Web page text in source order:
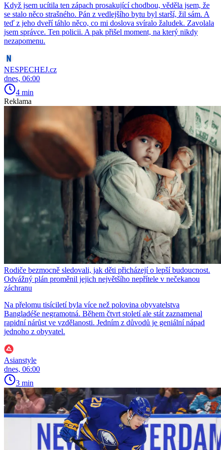
Když jsem ucítila ten zápach prosakující chodbou, věděla jsem, že
se stalo něco strašného. Pán z vedlejšího bytu byl starší, žil sám. A
teď z jeho dveří táhlo něco, co mi doslova svíralo žaludek. Zavolala
jsem správce. Ten policii. A pak přišel moment, na který nikdy
nezapomenu.
NESPECHEJ.cz
dnes, 06:00
4 min
Reklama
Rodiče bezmocně sledovali, jak děti přicházejí o lepší budoucnost.
Odvážný plán proměnil jejich největšího nepřítele v nečekanou
záchranu
Na přelomu tisíciletí byla více než polovina obyvatelstva
Bangladéše negramotná. Během čtvrt století ale stát zaznamenal
rapidní nárůst ve vzdělanosti. Jedním z důvodů je geniální nápad
jednoho z obyvatel.
Asianstyle
dnes, 06:00
3 min